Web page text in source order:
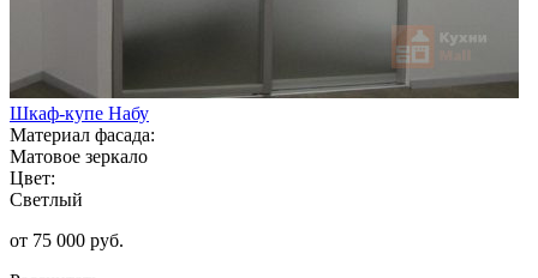
Шкаф-купе Набу
Материал фасада:
Матовое зеркало
Цвет:
Светлый
от 75 000 руб.